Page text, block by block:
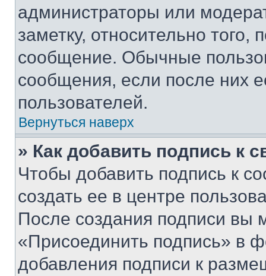
администраторы или
заметку, относительно
сообщение. Обычные
сообщения, если после них
пользователей.
Вернуться наверх
» Как добавить подпись к
Чтобы добавить подпись к
создать ее в центре
После создания подписи вы
«Присоединить подпись» в
добавления подписи к